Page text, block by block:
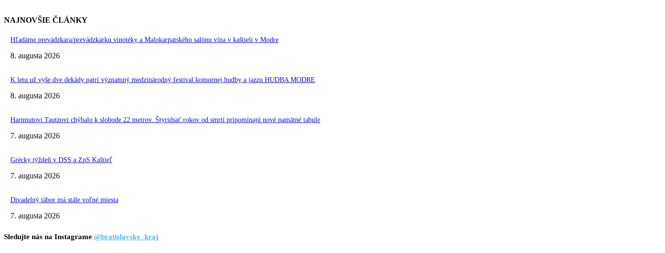
NAJNOVŠIE ČLÁNKY
Hľadáme prevádzkara/prevádzkarku vínotéky a Malokarpatského salónu vína v kaštieli v Modre
8. augusta 2026
K letu už vyše dve dekády patrí významný medzinárodný festival komornej hudby a jazzu HUDBA MODRE
8. augusta 2026
Hartmutovi Tautzovi chýbalo k slobode 22 metrov. Štyridsať rokov od smrti pripomínajú nové pamätné tabule
7. augusta 2026
Grécky týždeň v DSS a ZpS Kaštieľ
7. augusta 2026
Divadelný tábor má stále voľné miesta
7. augusta 2026
Sledujte nás na Instagrame @bratislavsky_kraj